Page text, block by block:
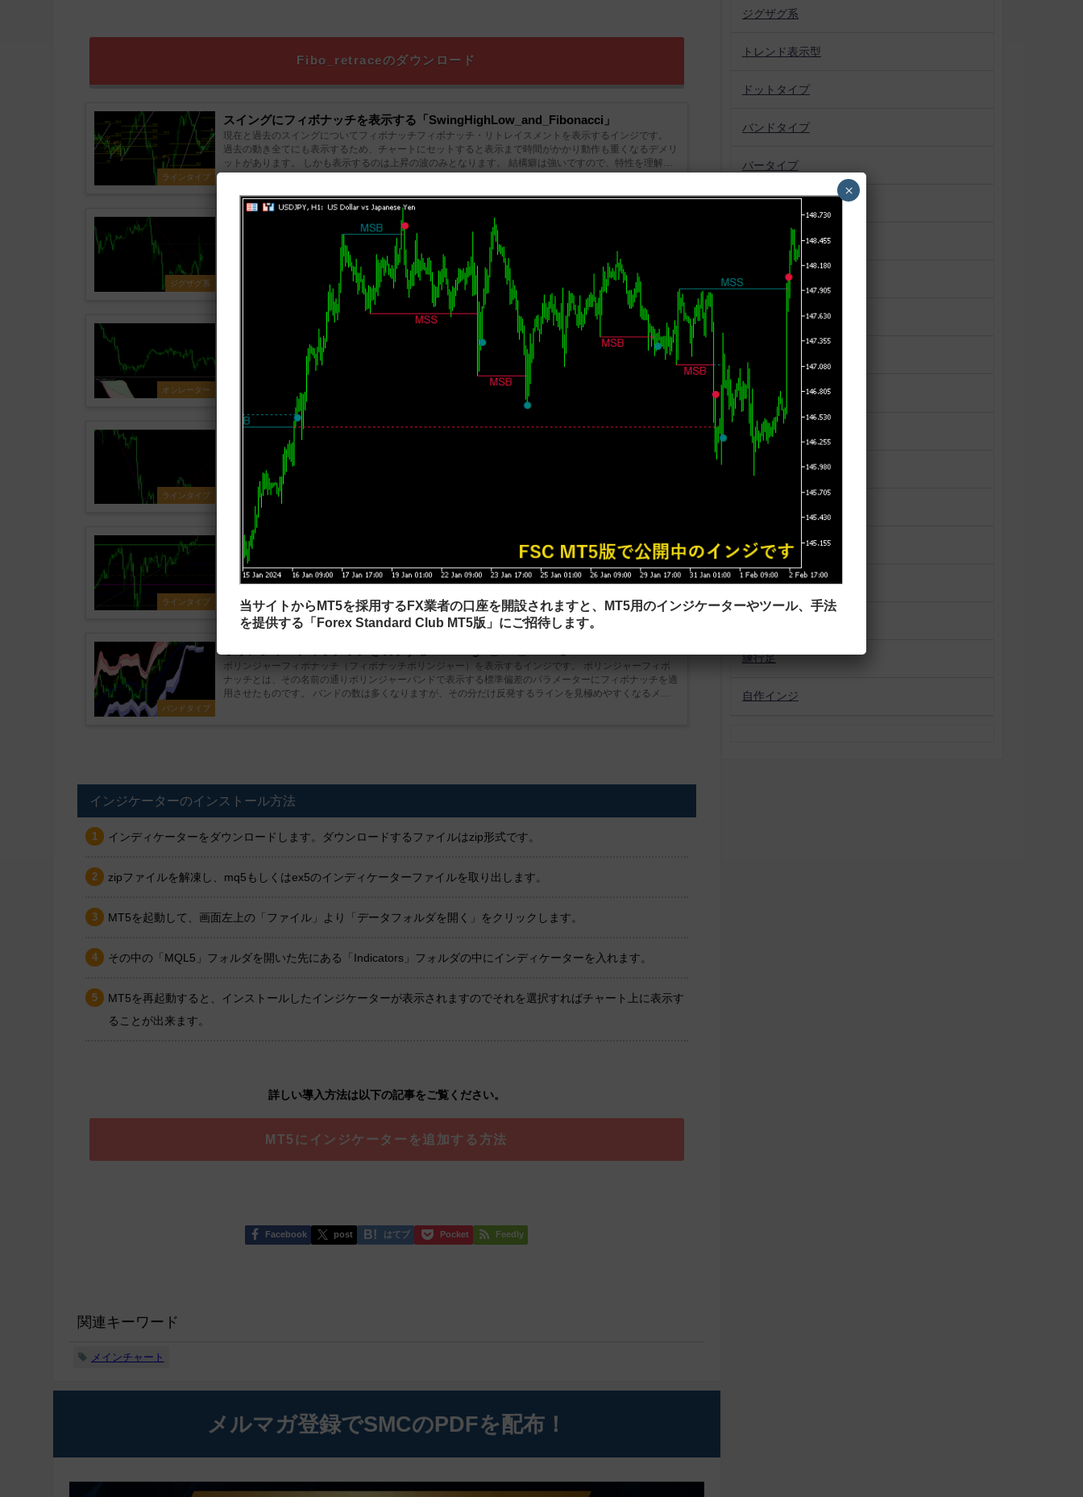
Fibo_retraceのダウンロード
ラインタイプ
スイングにフィボナッチを表示する「SwingHighLow_and_Fibonacci」
現在と過去のスイングについてフィボナッチフィボナッチ・リトレイスメントを表示するインジです。
過去の動き全てにも表示するため、チャートにセットすると表示まで時間がかかり動作も重くなるデメリ
ットがあります。 しかも表示するのは上昇の波のみとなります。 結構癖は強いですので、特性を理解さ
ジグザグ系
ジグザグの波にフィボナッチリトレイスメントを表示する「FiboZigZag」
ジグザグの直近の波と、そのフィボナッチリトレイスメントを表示するインジです。 現在の波の方向
と、押しや戻りがどれくらいのレベルにあるのかが一目でわかります。 デフォルト設定ではジグザグの
波の切り替わりが比較的長めになっています。そのため、大きな波の中で現在の動きがどの辺にあるのか
オシレーター
RSIにフィボナッチチャネルを追加した「Rsi with Fibonacci auto channel」
RSIをスムーズド化したものにフィボナッチチャネルを追加したインジです。 フィボナッチチャネルは
RSIをハイローバンド化して、そのバンド内をフィボナッチ数で分割して表示したものです。 デフォルト
設定ではかなりスムーズド化したRSIなので、RSIのラインが常にチャネルの上限もしくは下限にあるこ
ラインタイプ
ジグザグを利用してフィボナッチファンを表示する「zigzag_nk_fibofan」
ジグザグの波の頂点や底から自動でフィボナッチファンを表示するインジです。 確定した直近の波２つ
からフィボナッチファンが描画されます。 トレンドや波の勢いを見たり、押し目や戻りとなりやすい価
格帯を見つけ出す際に便利かと思います。 フィボナッチファンを利用している方にオススメです。 パラ
ラインタイプ
前日の高値安値にフィボナッチを引く「CandlesAutoFibo_Grand」
前日の高値と安値に自動でフィボナッチリトレイスメントを表示するインジです。 各ラインは細かく色
分けされているため、視覚的に分かりやすくて使いやすいです。 また、このインジでは前日の日足だけ
でなく、他の時間足のフィボナッチリトレイスメントも表示可能です。 例えばひとつ前の4時間足のフィ
ボナッチを表示し...
バンドタイプ
ボリンジャーフィボナッチ（フィボナッチボリンジャー）を表示するインジです。 ボリンジャーフィボ
ナッチとは、その名前の通りボリンジャーバンドで表示する標準偏差のパラメーターにフィボナッチを適
用させたものです。 バンドの数は多くなりますが、その分だけ反発するラインを見極めやすくなるメリ
インジケーターのインストール方法
インディケーターをダウンロードします。ダウンロードするファイルはzip形式です。
zipファイルを解凍し、mq5もしくはex5のインディケーターファイルを取り出します。
MT5を起動して、画面左上の「ファイル」より「データフォルダを開く」をクリックします。
その中の「MQL5」フォルダを開いた先にある「Indicators」フォルダの中にインディケーターを入れます。
MT5を再起動すると、インストールしたインジケーターが表示されますのでそれを選択すればチャート上に表示す
ることが出来ます。
詳しい導入方法は以下の記事をご覧ください。
MT5にインジケーターを追加する方法
Facebook post はてブ Pocket Feedly
関連キーワード
メインチャート
メルマガ登録でSMCのPDFを配布！
ジグザグ系
トレンド表示型
ドットタイプ
バンドタイプ
バータイプ
パターン認識
プロファイル系
ボックス
マーケットプロファイル
ローソク足
一目均衡表
未分類
相場状況表示
練行足
自作インジ
当サイトからMT5を採用するFX業者の口座を開設されますと、MT5用のインジケーターやツール、手法
を提供する「Forex Standard Club MT5版」にご招待します。
×